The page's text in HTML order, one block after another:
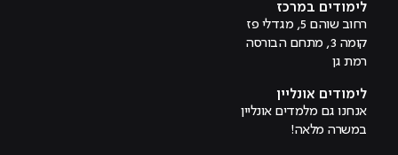
לימודים במרכז
רחוב שוהם 5, מגדלי פז
קומה 3, מתחם הבורסה
רמת גן
לימודים אונליין
אנחנו גם מלמדים אונליין
במשרה מלאה!